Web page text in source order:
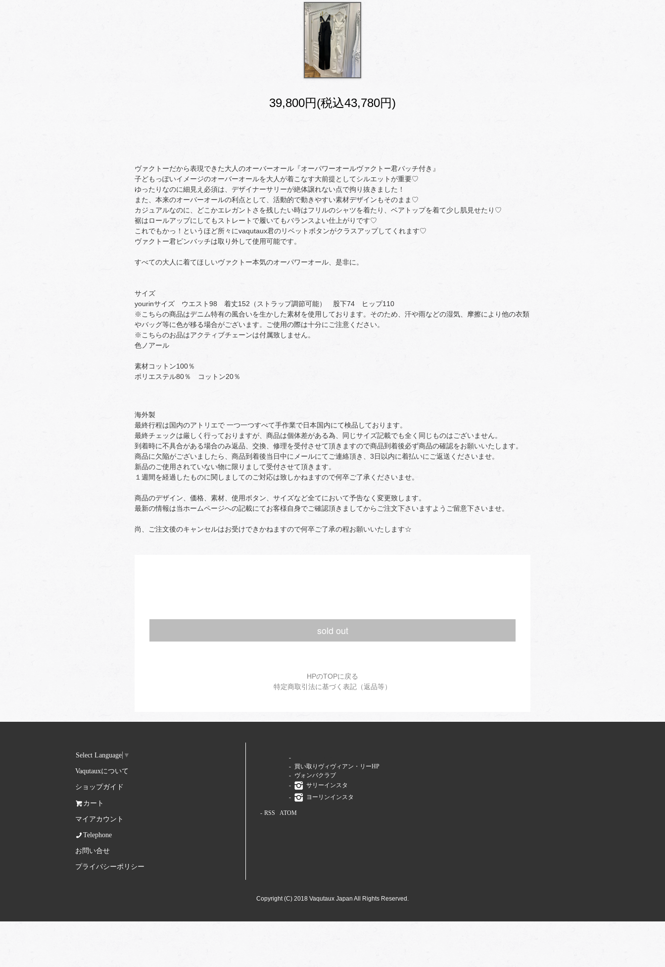
39,800円(税込43,780円)
ヴァクトーだから表現できた大人のオーバーオール『オーパワーオールヴァクトー君バッチ付き』
子どもっぽいイメージのオーバーオールを大人が着こなす大前提としてシルエットが重要♡
ゆったりなのに細見え必須は、デザイナーサリーが絶体譲れない点で拘り抜きました！
また、本来のオーバーオールの利点として、活動的で動きやすい素材デザインもそのまま♡
カジュアルなのに、どこかエレガントさを残したい時はフリルのシャツを着たり、ベアトップを着て少し肌見せたり♡
裾はロールアップにしてもストレートで履いてもバランスよい仕上がりです♡
これでもかっ！というほど所々にvaqutaux君のリベットボタンがクラスアップしてくれます♡
ヴァクトー君ピンバッチは取り外して使用可能です。
すべての大人に着てほしいヴァクトー本気のオーパワーオール、是非に。
サイズ
yourinサイズ ウエスト98 着丈152（ストラップ調節可能） 股下74 ヒップ110
※こちらの商品はデニム特有の風合いを生かした素材を使用しております。そのため、汗や雨などの湿気、摩擦により他の衣類
やバッグ等に色が移る場合がございます。ご使用の際は十分にご注意ください。
※こちらのお品はアクティブチェーンは付属致しません。
色ノアール
素材コットン100％
ポリエステル80％ コットン20％
海外製
最終行程は国内のアトリエで 一つ一つすべて手作業で日本国内にて検品しております。
最終チェックは厳しく行っておりますが、商品は個体差がある為、同じサイズ記載でも全く同じものはございません。
到着時に不具合がある場合のみ返品、交換、修理を受付させて頂きますので商品到着後必ず商品の確認をお願いいたします。
商品に欠陥がございましたら、商品到着後当日中にメールにてご連絡頂き、3日以内に着払いにご返送くださいませ。
新品のご使用されていない物に限りまして受付させて頂きます。
１週間を経過したものに関しましてのご対応は致しかねますので何卒ご了承くださいませ。
商品のデザイン、価格、素材、使用ボタン、サイズなど全てにおいて予告なく変更致します。
最新の情報は当ホームページへの記載にてお客様自身でご確認頂きましてからご注文下さいますようご留意下さいませ。
尚、ご注文後のキャンセルはお受けできかねますので何卒ご了承の程お願いいたします☆
sold out
HPのTOPに戻る
特定商取引法に基づく表記（返品等）
Select Language ▼
Vaqutauxについて
ショップガイド
カート
マイアカウント
Telephone
お問い合せ
プライバシーポリシー
買い取りヴィヴィアン・リーHP
ヴォンバクラブ
サリーインスタ
ヨーリンインスタ
RSS ATOM
Copyright (C) 2018 Vaqutaux Japan All Rights Reserved.